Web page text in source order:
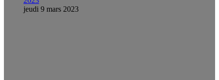
jeudi 9 mars 2023